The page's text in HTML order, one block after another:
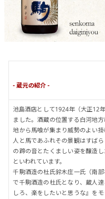
- 蔵元の紹介 -
池島酒店として1924年（大正12
ました。酒蔵の位置する白河地
地から馬喰が集まり威勢のよい
人と馬であふれその景観はすば
の蹄の音とたくましい姿を醸造
といわれています。
千駒酒造の杜氏鈴木庄一氏（南
で千駒酒造の杜氏となり、蔵人
しろ、楽をしたいと思うな』を